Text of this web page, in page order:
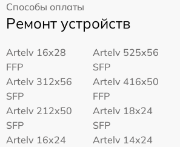
Способы оплаты
Ремонт устройств
Artelv 16x28
FFP
Artelv 525x56
SFP
Artelv 312x56
SFP
Artelv 416x50
FFP
Artelv 212x50
SFP
Artelv 18x24
SFP
Artelv 16x24
Artelv 14x24